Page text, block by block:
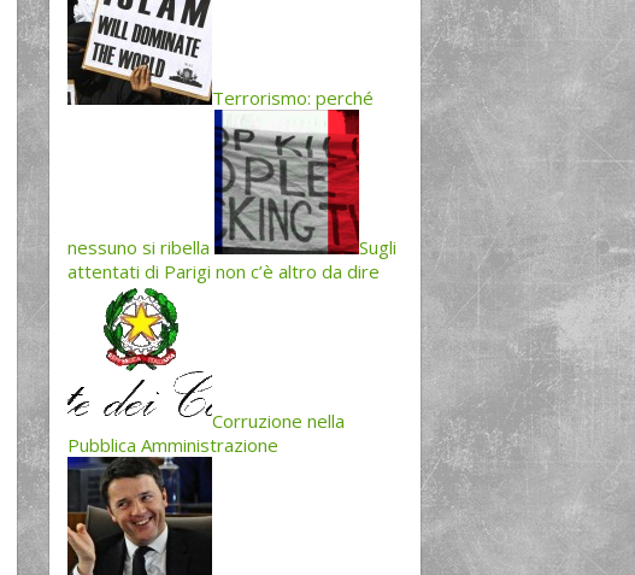
Terrorismo: perché
nessuno si ribella
Sugli
attentati di Parigi non c’è altro da dire
Corruzione nella
Pubblica Amministrazione